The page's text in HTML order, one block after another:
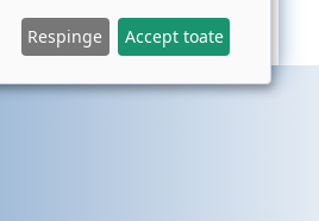
Respinge Accept toate